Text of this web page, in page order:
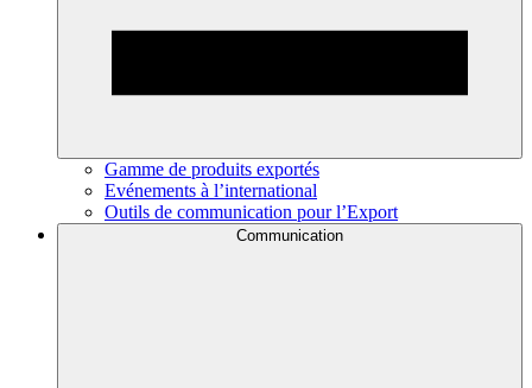
Gamme de produits exportés
Evénements à l’international
Outils de communication pour l’Export
Communication